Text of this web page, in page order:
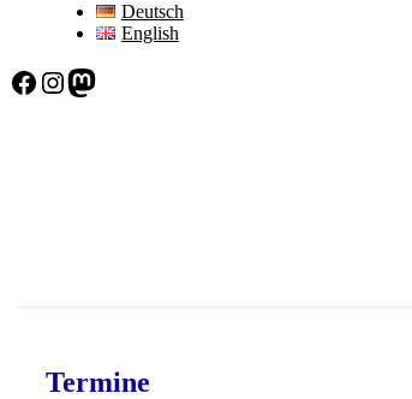
Deutsch
English
Facebook Instagram Mastodon
Termine